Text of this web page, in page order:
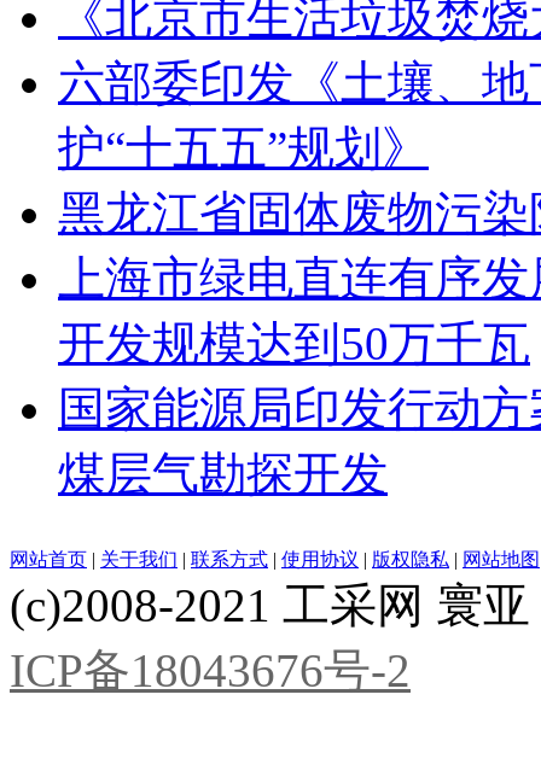
《北京市生活垃圾焚
六部委印发《土壤、
护“十五五”规划》
黑龙江省固体废物污
上海市绿电直连有序
开发规模达到50万千瓦
国家能源局印发行动
煤层气勘探开发
网站首页 | 关于我们 | 联系方式 | 使用协议 | 版权隐私 | 网站地图
(c)2008-2021 工采网 寰
ICP备18043676号-2